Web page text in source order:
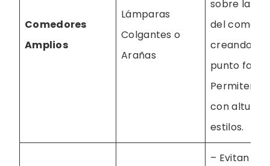
Comedores
Amplios
Lámparas
Colgantes o
Arañas
sobre la
del
creando un
punto
Permiten
con alturas
estilos.
– Evitan la